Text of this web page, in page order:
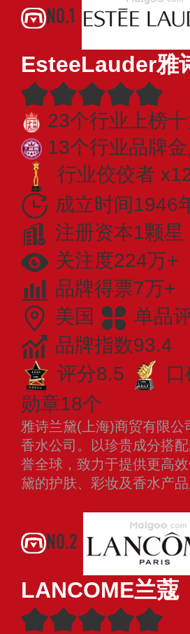
NO.1
EsteeLauder雅
23个行业上榜
13个行业品牌
行业佼佼者
成立时间1946
注册资本1颗星
关注度224万+
品牌得票7万+
美国
单品
品牌指数93.4
评分8.5
勋章18个
雅诗兰黛(上海)商贸有限
香水公司。以珍贵成分搭
誉全球，致力于提供更高
黛的护肤、彩妆及香水产
NO.2
LANCOME兰蔻